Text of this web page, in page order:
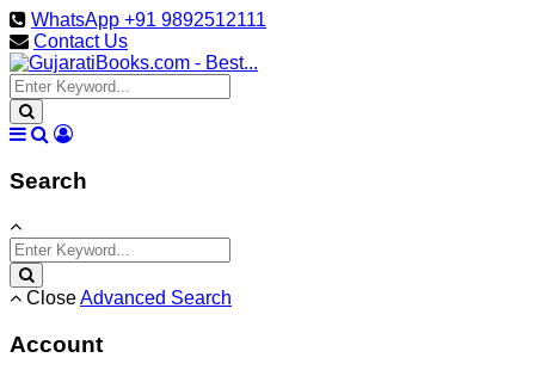
WhatsApp +91 9892512111
Contact Us
Search
CloseAdvanced Search
Account